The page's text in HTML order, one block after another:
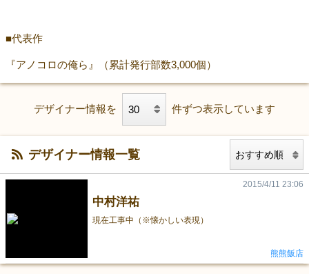
■代表作
『アノコロの俺ら』（累計発行部数3,000個）
デザイナー情報を 件ずつ表示しています
デザイナー情報一覧
中村洋祐
現在工事中（※懐かしい表現）
2015/4/11 23:06
熊熊飯店